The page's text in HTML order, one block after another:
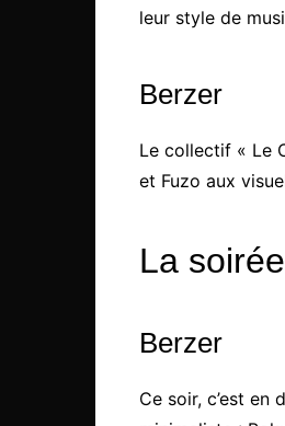
leur style de
Berzer
Le collectif « Le
et Fuzo aux
La soirée
Berzer
Ce soir, c’est en